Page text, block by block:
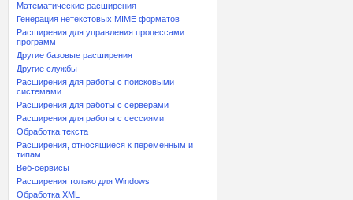
Математические расширения
Генерация нетекстовых MIME форматов
Расширения для управления процессами
программ
Другие базовые расширения
Другие службы
Расширения для работы с поисковыми
системами
Расширения для работы с серверами
Расширения для работы с сессиями
Обработка текста
Расширения, относящиеся к переменным и
типам
Веб-сервисы
Расширения только для Windows
Обработка XML